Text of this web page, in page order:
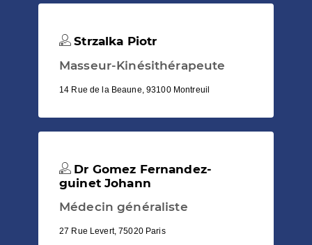
Strzalka Piotr
Masseur-Kinésithérapeute
14 Rue de la Beaune, 93100 Montreuil
Dr Gomez Fernandez-
guinet Johann
Médecin généraliste
27 Rue Levert, 75020 Paris